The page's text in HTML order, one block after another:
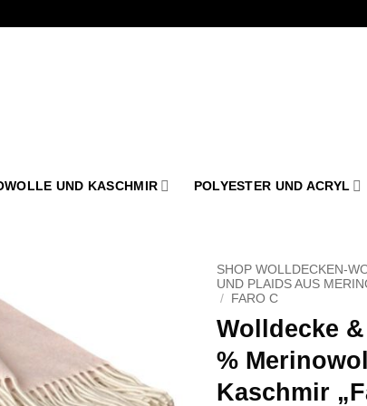
UND KASCHMIR POLYESTER UND ACRYL
SHOP WOLLDECKEN-
UND PLAIDS AUS
/
FARO C
Wolldecke
%
Kaschmir